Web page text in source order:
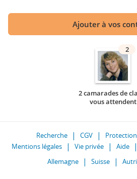
Ajouter à vos
2
2 camarades de
vous attendent
Recherche CGV
Mentions légales
Vie privée Aide
Allemagne
Suisse